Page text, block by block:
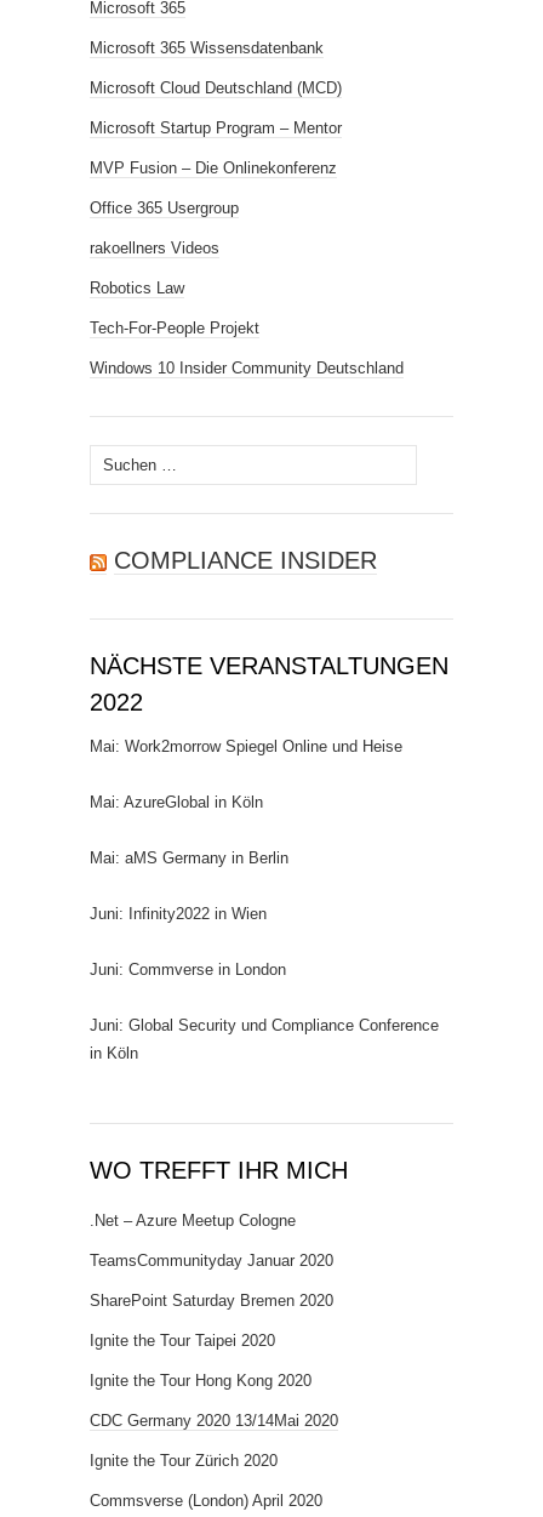
Microsoft 365
Microsoft 365 Wissensdatenbank
Microsoft Cloud Deutschland (MCD)
Microsoft Startup Program – Mentor
MVP Fusion – Die Onlinekonferenz
Office 365 Usergroup
rakoellners Videos
Robotics Law
Tech-For-People Projekt
Windows 10 Insider Community Deutschland
Suchen
nach:
COMPLIANCE INSIDER
NÄCHSTE VERANSTALTUNGEN
2022
Mai: Work2morrow Spiegel Online und Heise
Mai: AzureGlobal in Köln
Mai: aMS Germany in Berlin
Juni: Infinity2022 in Wien
Juni: Commverse in London
Juni: Global Security und Compliance Conference
in Köln
WO TREFFT IHR MICH
.Net – Azure Meetup Cologne
TeamsCommunityday Januar 2020
SharePoint Saturday Bremen 2020
Ignite the Tour Taipei 2020
Ignite the Tour Hong Kong 2020
CDC Germany 2020 13/14Mai 2020
Ignite the Tour Zürich 2020
Commsverse (London) April 2020